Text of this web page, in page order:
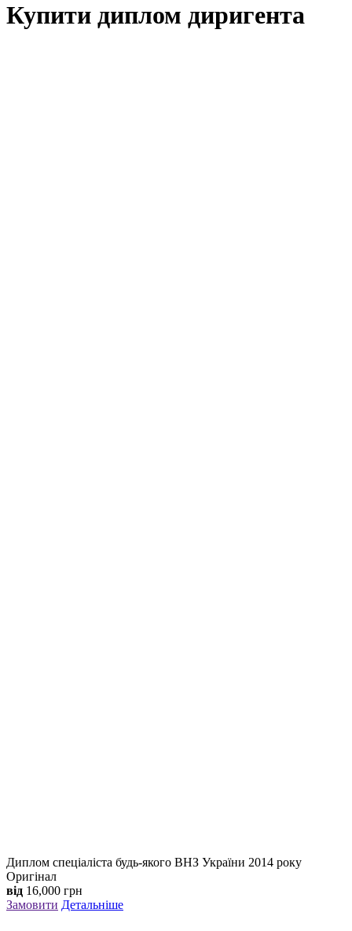
Купити диплом диригента
Диплом спеціаліста будь-якого ВНЗ України 2014 року
Оригінал
від 16,000 грн
Замовити Детальніше